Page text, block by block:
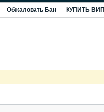
Обжаловать Бан КУПИТЬ ВИП